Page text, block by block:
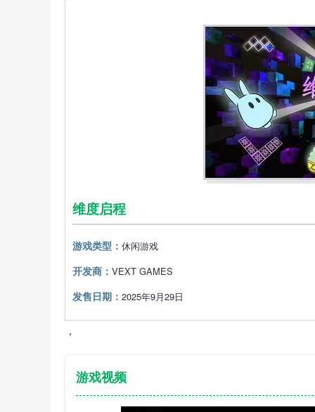
维度启程
游戏类型： 休闲‎游戏
开发商： VEXT GAMES
发售日期： 2025年9月29日
，
游戏视频